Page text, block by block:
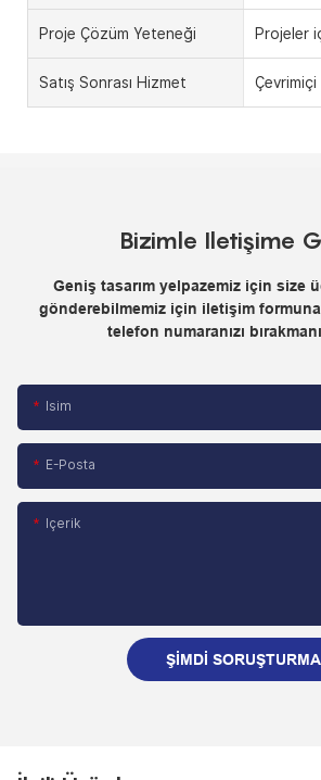
Proje Çözüm Yeteneği Projeler
Satış Sonrası Hizmet
Bizimle Iletişime
Geniş tasarım yelpazemiz için size
gönderebilmemiz için iletişim formuna
telefon numaranızı
Isim
E-Posta
Içerik
ŞIMDI SORUŞTURMA